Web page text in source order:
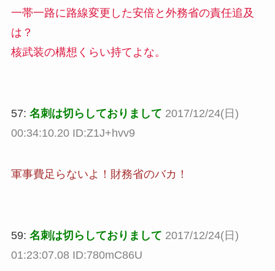
一帯一路に路線変更した安倍と外務省の責任追及
は？
核武装の構想くらい持てよな。
57: 名刺は切らしておりまして 2017/12/24(日)
00:34:10.20 ID:Z1J+hvv9
軍事費足らないよ！財務省のバカ！
59: 名刺は切らしておりまして 2017/12/24(日)
01:23:07.08 ID:780mC86U